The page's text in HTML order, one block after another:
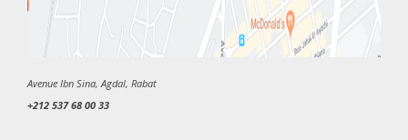
Avenue Ibn Sina, Agdal, Rabat
+212 537 68 00 33